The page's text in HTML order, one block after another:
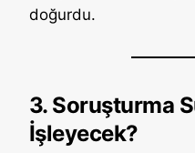
doğurdu.
3. Soruşturma
İşleyecek?